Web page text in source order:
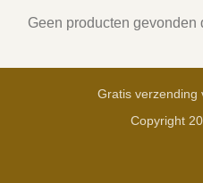
Geen producten
Gratis verzending
Copyright